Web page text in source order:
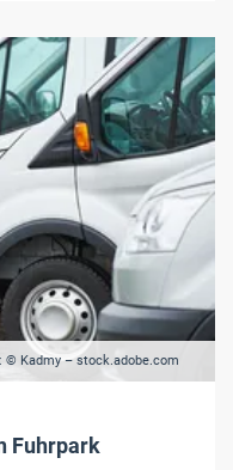
© Kadmy – stock.adobe.com
Fuhrpark